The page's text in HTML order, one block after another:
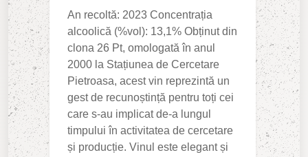
An recoltă: 2023 Concentrația
alcoolică (%vol): 13,1% Obținut din
clona 26 Pt, omologată în anul
2000 la Stațiunea de Cercetare
Pietroasa, acest vin reprezintă un
gest de recunoștință pentru toți cei
care s-au implicat de-a lungul
timpului în activitatea de cercetare
și producție. Vinul este elegant și